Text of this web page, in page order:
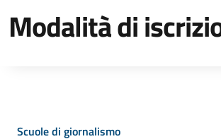
Modalità di
Scuole di giornalismo